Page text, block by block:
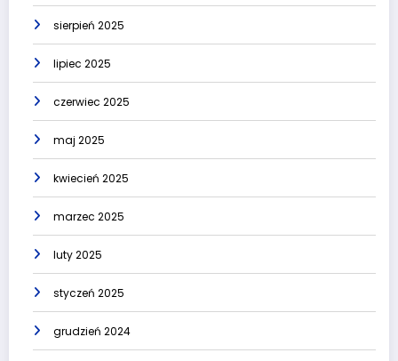
sierpień 2025
lipiec 2025
czerwiec 2025
maj 2025
kwiecień 2025
marzec 2025
luty 2025
styczeń 2025
grudzień 2024